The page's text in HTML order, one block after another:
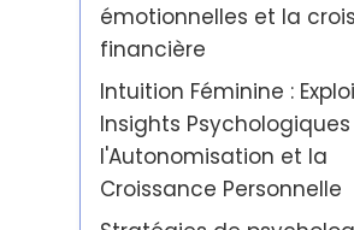
émotionnelles et la
financière
Intuition Féminine :
Insights
l'Autonomisation et la
Croissance Personnelle